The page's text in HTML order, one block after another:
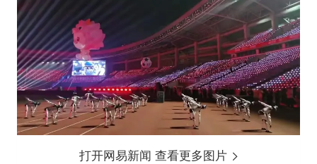
打开网易新闻 查看更多图片